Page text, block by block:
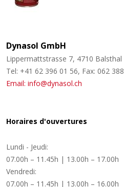
Dynasol GmbH
Lippermattstrasse 7, 4710 Balsthal
Tel: +41 62 396 01 56, Fax: 062
Email: info@dynasol.ch
Horaires d'ouvertures
Lundi - Jeudi:
07.00h – 11.45h | 13.00h – 17.00h
Vendredi:
07.00h – 11.45h | 13.00h – 16.00h